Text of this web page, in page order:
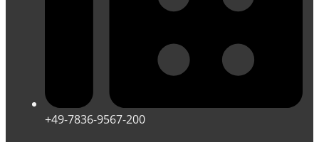
+49-7836-9567-200